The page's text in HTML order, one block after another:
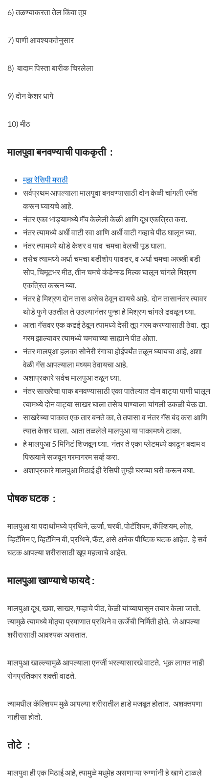
6) तळण्याकरता तेल किंवा तूप
7) पाणी आवश्यकतेनुसार
8) बादाम पिस्ता बारीक चिरलेला
9) दोन केशर धागे
10) मीठ
मालपुवा बनवण्याची पाककृती :
मठ्ठा रेसिपी मराठी
सर्वप्रथम आपल्याला मालपुवा बनवण्यासाठी दोन केळी चांगली स्मॅश
करून घ्यायचे आहे.
नंतर एका भांड्यामध्ये मॅच केलेली केळी आणि दूध एकत्रित करा.
नंतर त्यामध्ये अर्धी वाटी रवा आणि अर्धी वाटी गव्हाचे पीठ घालून घ्या.
नंतर त्यामध्ये थोडे केशर व पाव चमचा वेलची पूड घाला.
तसेच त्यामध्ये अर्धा चमचा बडीशोप पावडर, व अर्धा चमचा अख्खी बडी
सोप, चिमूटभर मीठ, तीन चमचे कंडेन्स्ड मिल्क घालून चांगले मिश्रण
एकत्रित करून घ्या.
नंतर हे मिश्रण दोन तास असेच ठेवून द्यायचे आहे. दोन तासानंतर त्यावर
थोडे फुगे उठतील ते उठल्यानंतर पुन्हा हे मिश्रण चांगले ढवळून घ्या.
आता गॅसवर एक कढई ठेवून त्यामध्ये देसी तूप गरम करण्यासाठी ठेवा. तूप
गरम झाल्यावर त्यामध्ये चमचाच्या साह्याने पीठ ओता.
नंतर मालपुआ हलका सोनेरी रंगाचा होईपर्यंत तळून घ्यायचा आहे, अशा
वेळी गॅस आपल्याला मध्यम ठेवायचा आहे.
अशाप्रकारे सर्वच मालपुआ तळून घ्या.
नंतर साखरेचा पाक बनवण्यासाठी एका पातेल्यात दोन वाट्या पाणी घालून
त्यामध्ये दोन वाट्या साखर घाला तसेच पाण्याला चांगली उकळी येऊ द्या.
साखरेच्या पाकात एक तार बनते का, ते तपासा व नंतर गॅस बंद करा आणि
त्यात केशर घाला. आता तळलेले मालपुआ या पाकामध्ये टाका.
हे मालपुआ 5 मिनिटं शिजवून घ्या. नंतर ते एका प्लेटमध्ये काढून बदाम व
पिस्त्याने सजवून गरमागरम सर्व्ह करा.
अशाप्रकारे मालपुआ मिठाई ही रेसिपी तुम्ही घरच्या घरी करून बघा.
पोषक घटक :
मालपुआ या पदार्थांमध्ये प्रथिने, ऊर्जा, चरबी, पोटॅशियम, कॅल्शियम, लोह,
व्हिटॅमिन ए, व्हिटॅमिन बी, प्रथिने, फॅट, असे अनेक पौष्टिक घटक आहेत. हे सर्व
घटक आपल्या शरीरासाठी खूप महत्वाचे आहेत.
मालपुआ खाण्याचे फायदे :
मालपुआ दूध, खवा, साखर, गव्हाचे पीठ, केळी यांच्यापासून तयार केला जातो.
त्यामुळे त्यामध्ये मोठ्या प्रमाणात प्रथिने व ऊर्जेची निर्मिती होते. जे आपल्या
शरीरासाठी आवश्यक असतात.
मालपुआ खाल्ल्यामुळे आपल्याला एनर्जी भरल्यासारखे वाटते. भूक लागत नाही
रोगप्रतिकार शक्ती वाढते.
त्यामधील कॅल्शियम मुळे आपल्या शरीरातील हाडे मजबूत होतात. अशक्तपणा
नाहीसा होतो.
तोटे :
मालपुवा ही एक मिठाई आहे, त्यामुळे मधुमेह असणाऱ्या रुग्णांनी हे खाणे टाळले